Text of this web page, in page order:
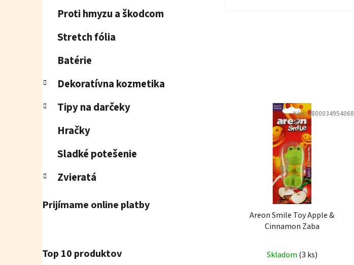
Proti hmyzu a škodcom
Stretch fólia
Batérie
Dekoratívna kozmetika
Tipy na darčeky
Hračky
Sladké potešenie
Zvieratá
Prijímame online platby
Top 10 produktov
Areon Smile Toy Apple &
Cinnamon Zaba
Skladom (3 ks)
Kód:3800034954068